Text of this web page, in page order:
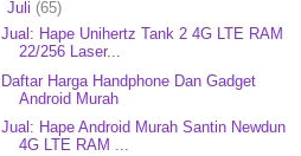
Juli (65)
Jual: Hape Unihertz Tank 2 4G LTE RAM
22/256 Laser...
Daftar Harga Handphone Dan Gadget
Android Murah
Jual: Hape Android Murah Santin Newdun
4G LTE RAM ...